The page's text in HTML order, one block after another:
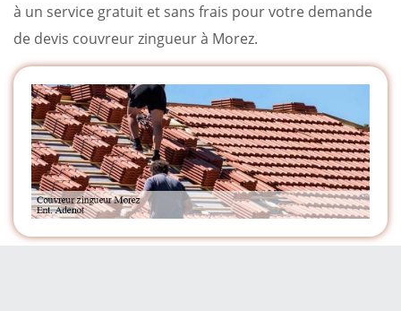
à un service gratuit et sans frais pour votre demande
de devis couvreur zingueur à Morez.